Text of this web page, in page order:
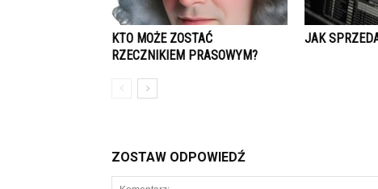
KTO MOŻE ZOSTAĆ
RZECZNIKIEM PRASOWYM?
JAK
ZOSTAW ODPOWIEDŹ